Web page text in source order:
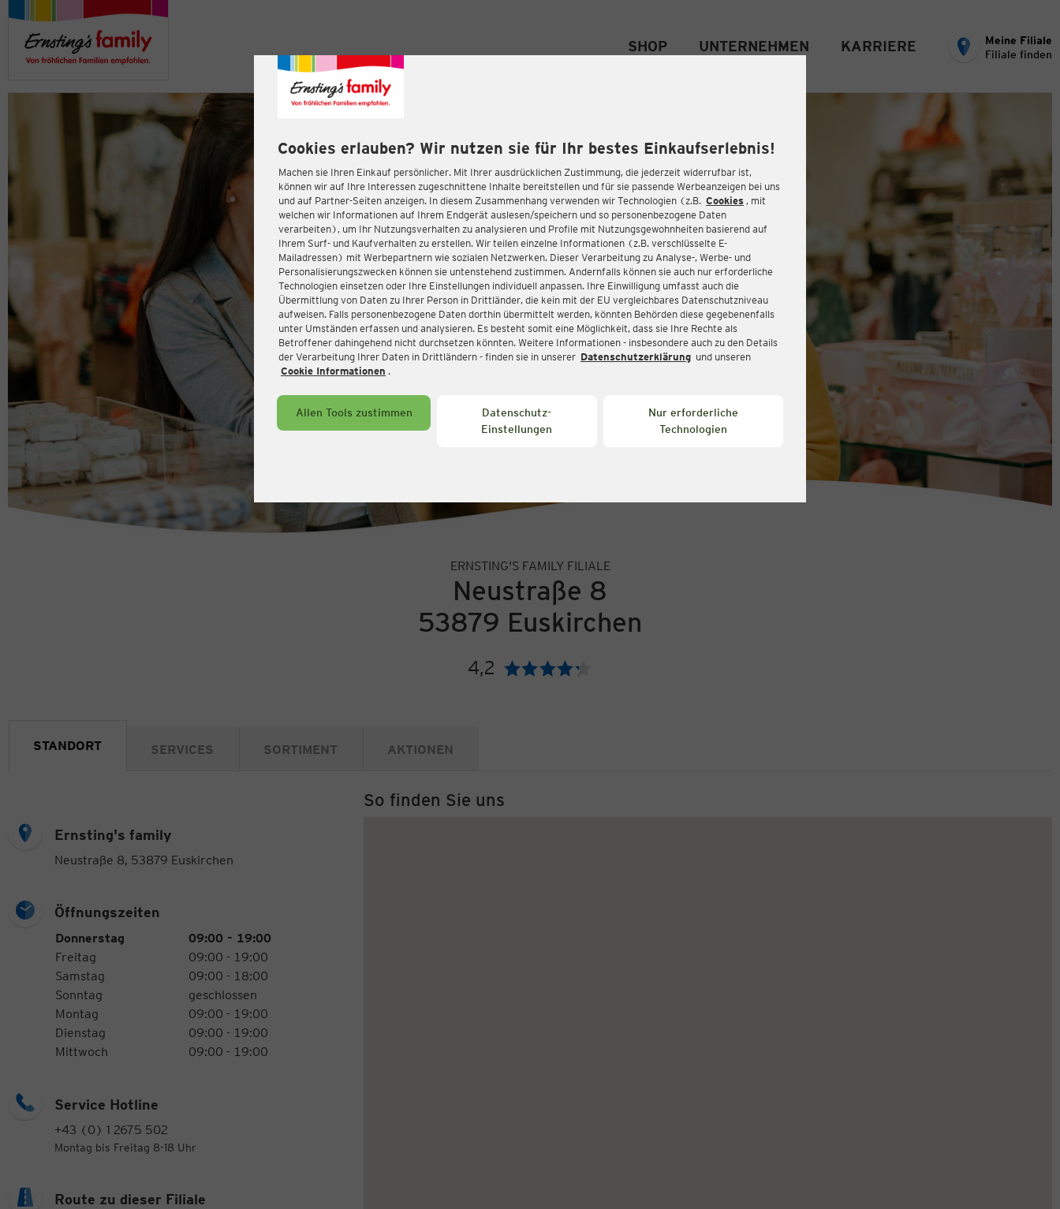
Cookies erlauben? Wir nutzen sie für Ihr bestes Einkaufserlebnis!
Machen sie Ihren Einkauf persönlicher. Mit Ihrer ausdrücklichen Zustimmung, die jederzeit widerrufbar ist,
können wir auf Ihre Interessen zugeschnittene Inhalte bereitstellen und für sie passende Werbeanzeigen bei uns
und auf Partner-Seiten anzeigen. In diesem Zusammenhang verwenden wir Technologien (z.B. Cookies , mit
welchen wir Informationen auf Ihrem Endgerät auslesen/speichern und so personenbezogene Daten
verarbeiten), um Ihr Nutzungsverhalten zu analysieren und Profile mit Nutzungsgewohnheiten basierend auf
Ihrem Surf- und Kaufverhalten zu erstellen. Wir teilen einzelne Informationen (z.B. verschlüsselte E-
Mailadressen) mit Werbepartnern wie sozialen Netzwerken. Dieser Verarbeitung zu Analyse-, Werbe- und
Personalisierungszwecken können sie untenstehend zustimmen. Andernfalls können sie auch nur erforderliche
Technologien einsetzen oder Ihre Einstellungen individuell anpassen. Ihre Einwilligung umfasst auch die
Übermittlung von Daten zu Ihrer Person in Drittländer, die kein mit der EU vergleichbares Datenschutzniveau
aufweisen. Falls personenbezogene Daten dorthin übermittelt werden, könnten Behörden diese gegebenenfalls
unter Umständen erfassen und analysieren. Es besteht somit eine Möglichkeit, dass sie Ihre Rechte als
Betroffener dahingehend nicht durchsetzen könnten. Weitere Informationen - insbesondere auch zu den Details
der Verarbeitung Ihrer Daten in Drittländern - finden sie in unserer Datenschutzerklärung und unseren
Cookie Informationen .
Allen Tools zustimmen
Datenschutz-
Einstellungen
Nur erforderliche
Technologien
SHOP UNTERNEHMEN KARRIERE
Meine Filiale
Filiale finden
ERNSTING'S FAMILY FILIALE
Neustraße 8
53879 Euskirchen
4,2 Bewertung:
STANDORT SERVICES SORTIMENT AKTIONEN
Ernsting's family
Neustraße 8, 53879 Euskirchen
Öffnungszeiten
Öffnungszeiten
WochentagUhrzeiten
Donnerstag
09:00 - 19:00
Freitag
09:00 - 19:00
Samstag
09:00 - 18:00
Sonntag
geschlossen
Montag
09:00 - 19:00
Dienstag
09:00 - 19:00
Mittwoch
09:00 - 19:00
Service Hotline
+43 (0) 1 2675 502
Montag bis Freitag 8-18 Uhr
So finden Sie uns
Route zu dieser Filiale